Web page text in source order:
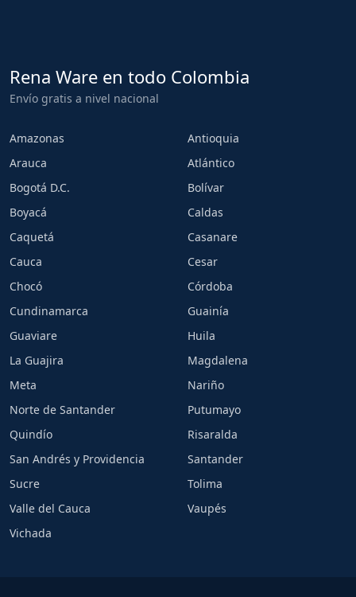
Rena Ware en todo Colombia
Envío gratis a nivel nacional
Amazonas
Antioquia
Arauca
Atlántico
Bogotá D.C.
Bolívar
Boyacá
Caldas
Caquetá
Casanare
Cauca
Cesar
Chocó
Córdoba
Cundinamarca
Guainía
Guaviare
Huila
La Guajira
Magdalena
Meta
Nariño
Norte de Santander
Putumayo
Quindío
Risaralda
San Andrés y Providencia
Santander
Sucre
Tolima
Valle del Cauca
Vaupés
Vichada